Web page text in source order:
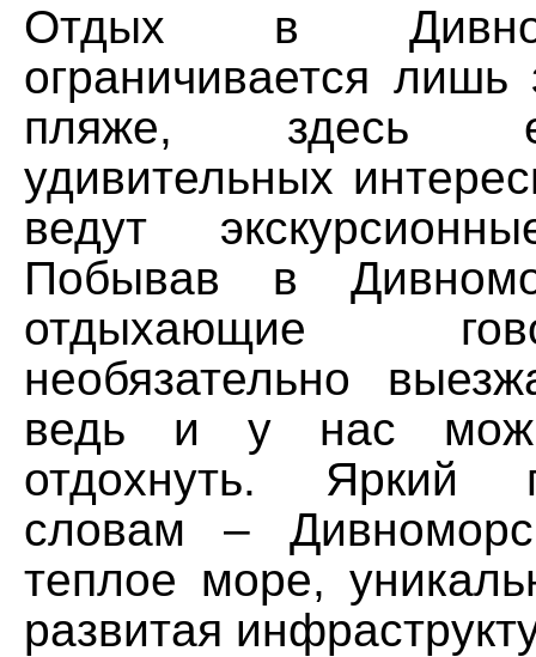
Отдых в
ограничивается лишь
пляже, здесь
удивительных
ведут
Побывав в
отдыхающие
необязательно
ведь и у нас
отдохнуть. Яркий
словам –
теплое море,
развитая